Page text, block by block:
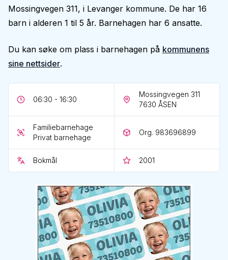
Mossingvegen 311, i Levanger kommune. De har 16
barn i alderen 1 til 5 år. Barnehagen har 6 ansatte.
Du kan søke om plass i barnehagen på kommunens
sine nettsider.
06:30 - 16:30
Mossingvegen 311
7630 ÅSEN
Familiebarnehage
Privat barnehage
Org. 983696899
Bokmål 2001